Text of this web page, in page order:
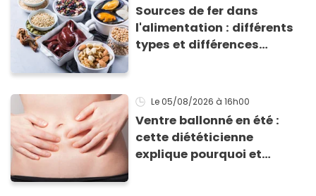
Sources de fer dans
l'alimentation : différents
types et différences
Le 05/08/2026 à 16h00
Ventre ballonné en été :
cette diététicienne
explique pourquoi et